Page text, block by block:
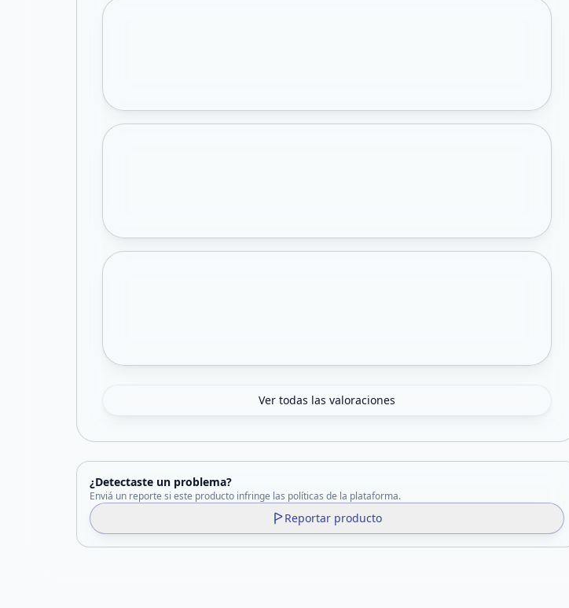
Ver todas las valoraciones
¿Detectaste un problema?
Enviá un reporte si este producto infringe las políticas de la plataforma.
Reportar producto